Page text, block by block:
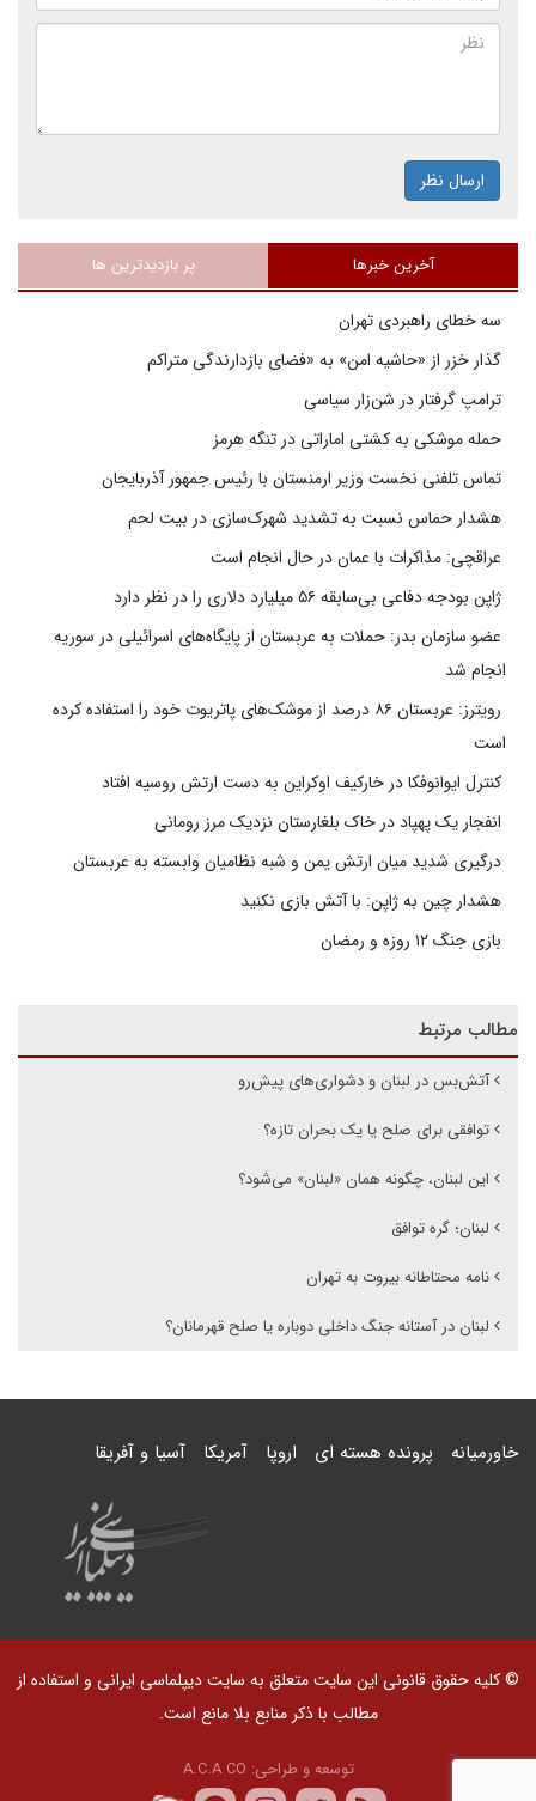
ارسال نظر
آخرین خبرها پر بازدیدترین ها
سه خطای راهبردی تهران
گذار خزر از «حاشیه امن» به «فضای بازدارندگی متراکم
ترامپ گرفتار در شن‌زار سیاسی
حمله موشکی به کشتی اماراتی در تنگه هرمز
تماس تلفنی نخست وزیر ارمنستان با رئیس جمهور آذربایجان
هشدار حماس نسبت به تشدید شهرک‌سازی در بیت‌ لحم
عراقچی: مذاکرات با عمان در حال انجام است
ژاپن بودجه دفاعی بی‌سابقه ۵۶ میلیارد دلاری را در نظر دارد
عضو سازمان بدر: حملات به عربستان از پایگاه‌های اسرائیلی در سوریه
انجام شد
رویترز: عربستان ۸۶ درصد از موشک‌های پاتریوت خود را استفاده کرده
است
کنترل ایوانوفکا در خارکیف اوکراین به دست ارتش روسیه افتاد
انفجار یک پهپاد در خاک بلغارستان نزدیک مرز رومانی
درگیری شدید میان ارتش یمن و شبه نظامیان وابسته به عربستان
هشدار چین به ژاپن: با آتش بازی نکنید
بازی جنگ ۱۲ روزه و رمضان
مطالب مرتبط
آتش‌بس در لبنان و دشواری‌های پیش‌‌رو
توافقی برای صلح یا یک بحران تازه؟
این لبنان، چگونه همان «لبنان» می‌شود؟
لبنان؛ گره توافق
نامه محتاطانه بیروت به تهران
لبنان در آستانه جنگ داخلی دوباره یا صلح قهرمانان؟
خاورمیانه پرونده هسته ای اروپا آمریکا آسیا و آفریقا
© کلیه حقوق قانونی این سایت متعلق به سایت دیپلماسی ایرانی و استفاده از
مطالب با ذکر منابع بلا مانع است.
توسعه و طراحی: A.C.A CO